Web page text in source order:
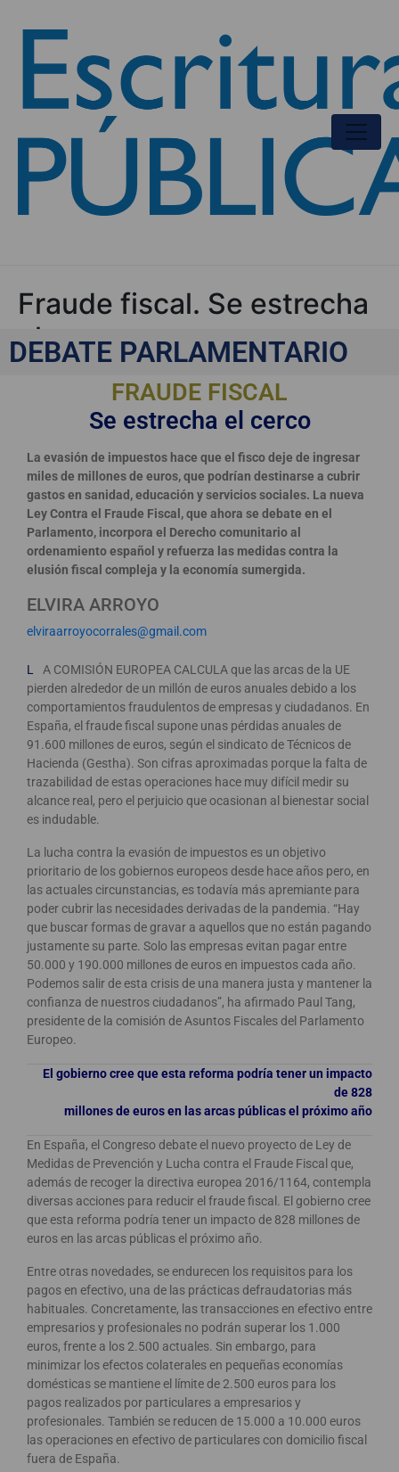
Fraude fiscal. Se estrecha
el cerco
DEBATE PARLAMENTARIO
FRAUDE FISCAL
Se estrecha el cerco
La evasión de impuestos hace que el fisco deje de ingresar
miles de millones de euros, que podrían destinarse a cubrir
gastos en sanidad, educación y servicios sociales. La nueva
Ley Contra el Fraude Fiscal, que ahora se debate en el
Parlamento, incorpora el Derecho comunitario al
ordenamiento español y refuerza las medidas contra la
elusión fiscal compleja y la economía sumergida.
ELVIRA ARROYO
elviraarroyocorrales@gmail.com
L
A COMISIÓN EUROPEA CALCULA que las arcas de la UE
pierden alrededor de un millón de euros anuales debido a los
comportamientos fraudulentos de empresas y ciudadanos. En
España, el fraude fiscal supone unas pérdidas anuales de
91.600 millones de euros, según el sindicato de Técnicos de
Hacienda (Gestha). Son cifras aproximadas porque la falta de
trazabilidad de estas operaciones hace muy difícil medir su
alcance real, pero el perjuicio que ocasionan al bienestar social
es indudable.
La lucha contra la evasión de impuestos es un objetivo
prioritario de los gobiernos europeos desde hace años pero, en
las actuales circunstancias, es todavía más apremiante para
poder cubrir las necesidades derivadas de la pandemia. “Hay
que buscar formas de gravar a aquellos que no están pagando
justamente su parte. Solo las empresas evitan pagar entre
50.000 y 190.000 millones de euros en impuestos cada año.
Podemos salir de esta crisis de una manera justa y mantener la
confianza de nuestros ciudadanos”, ha afirmado Paul Tang,
presidente de la comisión de Asuntos Fiscales del Parlamento
Europeo.
El gobierno cree que esta reforma podría tener un impacto
de 828
millones de euros en las arcas públicas el próximo año
En España, el Congreso debate el nuevo proyecto de Ley de
Medidas de Prevención y Lucha contra el Fraude Fiscal que,
además de recoger la directiva europea 2016/1164, contempla
diversas acciones para reducir el fraude fiscal. El gobierno cree
que esta reforma podría tener un impacto de 828 millones de
euros en las arcas públicas el próximo año.
Entre otras novedades, se endurecen los requisitos para los
pagos en efectivo, una de las prácticas defraudatorias más
habituales. Concretamente, las transacciones en efectivo entre
empresarios y profesionales no podrán superar los 1.000
euros, frente a los 2.500 actuales. Sin embargo, para
minimizar los efectos colaterales en pequeñas economías
domésticas se mantiene el límite de 2.500 euros para los
pagos realizados por particulares a empresarios y
profesionales. También se reducen de 15.000 a 10.000 euros
las operaciones en efectivo de particulares con domicilio fiscal
fuera de España.